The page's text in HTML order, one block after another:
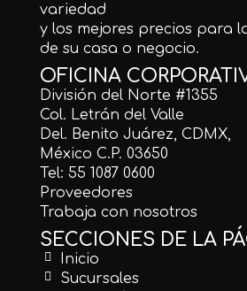
variedad
y los mejores precios para
de su casa o negocio.
OFICINA
División del Norte #1355
Col. Letrán del Valle
Del. Benito Juárez, CDMX,
México C.P. 03650
Tel: 55 1087 0600
Proveedores
Trabaja con nosotros
SECCIONES DE LA
Inicio
Sucursales